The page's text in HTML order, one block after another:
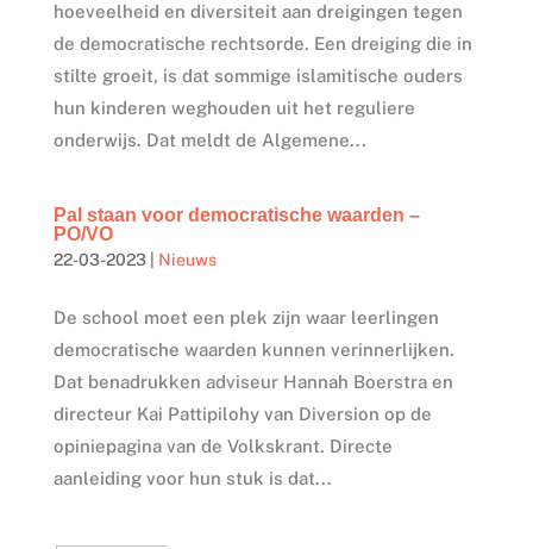
hoeveelheid en diversiteit aan dreigingen tegen
de democratische rechtsorde. Een dreiging die in
stilte groeit, is dat sommige islamitische ouders
hun kinderen weghouden uit het reguliere
onderwijs. Dat meldt de Algemene...
Pal staan voor democratische waarden –
PO/VO
22-03-2023| Nieuws
De school moet een plek zijn waar leerlingen
democratische waarden kunnen verinnerlijken.
Dat benadrukken adviseur Hannah Boerstra en
directeur Kai Pattipilohy van Diversion op de
opiniepagina van de Volkskrant. Directe
aanleiding voor hun stuk is dat...